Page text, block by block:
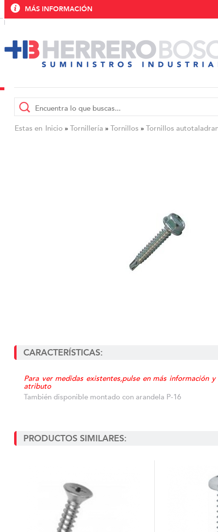
MÁS INFORMACIÓN
Estas en Inicio » Tornillería » Tornillos » Tornillos
CARACTERÍSTICAS:
Para ver medidas existentes,pulse en más información y
atributo
También disponible montado con arandela P-16
PRODUCTOS SIMILARES: